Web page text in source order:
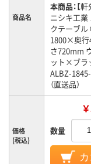
商品名
本商品：【
ニシキ工業
クテーブル
1800×奥
さ720mm
ット×ブラ
ALBZ-
（直送品）
価格
(税込)
数量